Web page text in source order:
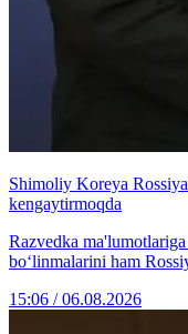
Shimoliy Koreya
kengaytirmoqda
Razvedka
bo‘linmalarini ham
15:06 / 06.08.2026